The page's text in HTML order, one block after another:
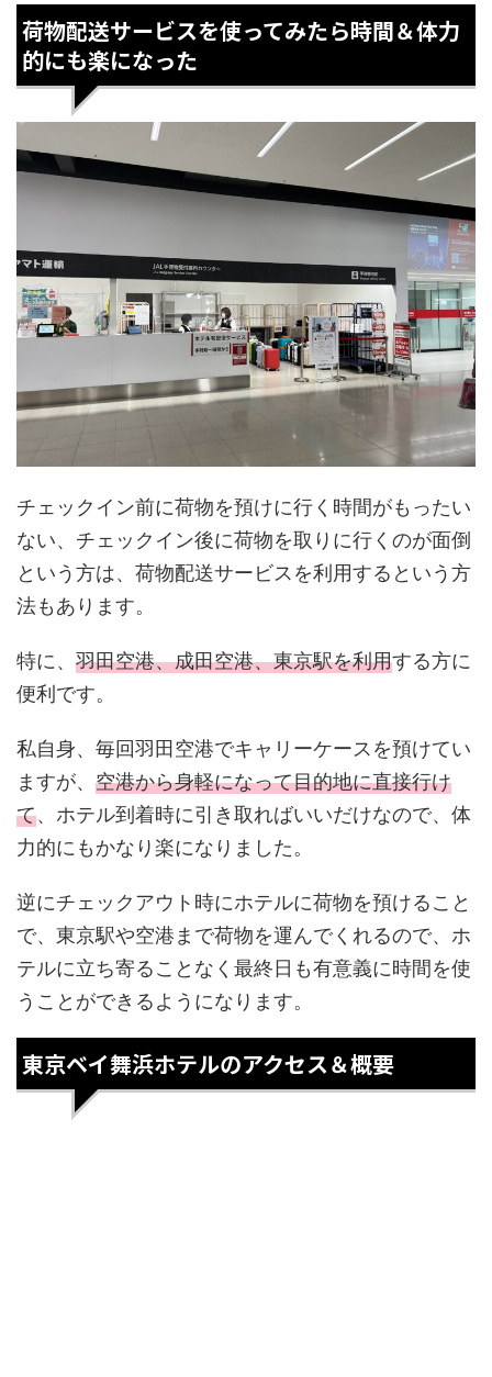
荷物配送サービスを使ってみたら時間＆体力
的にも楽になった
チェックイン前に荷物を預けに行く時間がもったい
ない、チェックイン後に荷物を取りに行くのが面倒
という方は、荷物配送サービスを利用するという方
法もあります。
特に、 羽田空港、成田空港、東京駅を利用する方に
便利です。
私自身、毎回羽田空港でキャリーケースを預けてい
ますが、 空港から身軽になって目的地に直接行け
て、ホテル到着時に引き取ればいいだけなので、体
力的にもかなり楽になりました。
逆にチェックアウト時にホテルに荷物を預けること
で、東京駅や空港まで荷物を運んでくれるので、ホ
テルに立ち寄ることなく最終日も有意義に時間を使
うことができるようになります。
東京ベイ舞浜ホテルのアクセス＆概要